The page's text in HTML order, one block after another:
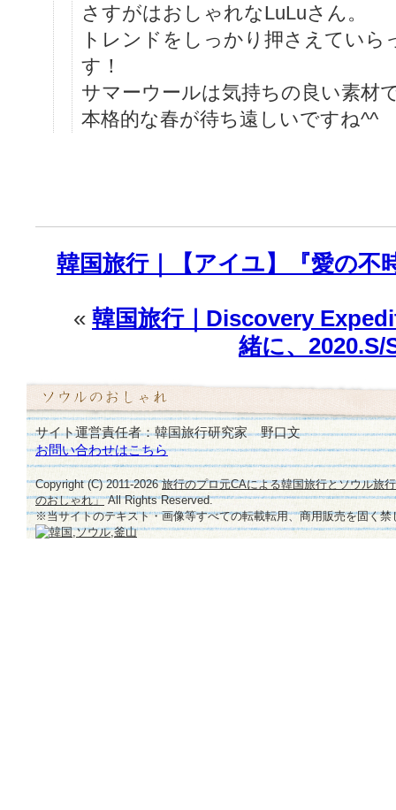
さすがはおしゃれなLuLuさん。
トレンドをしっかり押さえていら
す！
サマーウールは気持ちの良い素材
本格的な春が待ち遠しいですね^^
韓国旅行｜【アイユ】『愛の不
« 韓国旅行｜Discovery
緒に、2020.S/
サイト運営責任者：韓国旅行研究家 野口文
お問い合わせはこちら
Copyright (C) 2011-2026旅行のプロ元CAによる韓国旅行とソウル旅
のおしゃれ」All Rights Reserved.
※当サイトのテキスト・画像等すべての転載転用、商用販売を固く禁